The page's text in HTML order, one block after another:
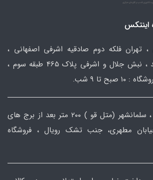
اینتکس
تهران فلکه دوم صادقیه اشرفی اصفهانی ،
ابتدای جلال آل احمد ، نبش جلال و اشرفی پلاک 465 طبقه سوم ،
شعبه دوم : مازندران ، سلمانشهر (متل قو ) ۲۰۰ متر بعد از برج های
مطهری، جنب تشک رویال ، فروشگاه